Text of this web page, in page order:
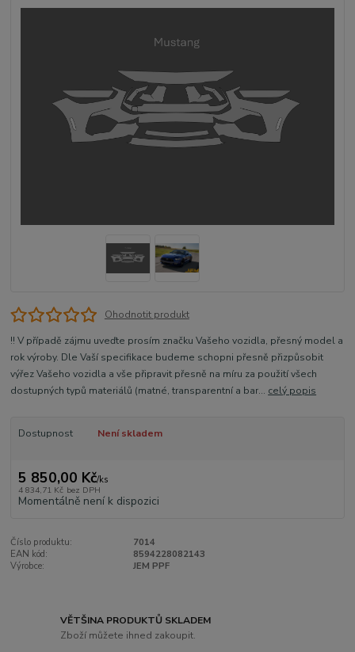
Ohodnotit produkt
!! V případě zájmu uveďte prosím značku Vašeho vozidla, přesný model a
rok výroby. Dle Vaší specifikace budeme schopni přesně přizpůsobit
výřez Vašeho vozidla a vše připravit přesně na míru za použití všech
dostupných typů materiálů (matné, transparentní a bar... celý popis
Dostupnost Není skladem
5 850,00 Kč/ks
4 834,71 Kč bez DPH
Momentálně není k dispozici
Číslo produktu:
7014
EAN kód:
8594228082143
Výrobce:
JEM PPF
VĚTŠINA PRODUKTŮ SKLADEM
Zboží můžete ihned zakoupit.